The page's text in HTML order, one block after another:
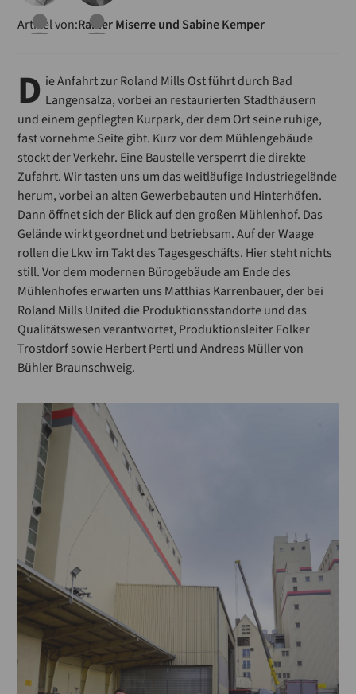
Artikel von:Rainer Miserreund Sabine Kemper
D ie Anfahrt zur Roland Mills Ost führt durch Bad
Langensalza, vorbei an restaurierten Stadthäusern
und einem gepflegten Kurpark, der dem Ort seine ruhige,
fast vornehme Seite gibt. Kurz vor dem Mühlengebäude
stockt der Verkehr. Eine Baustelle versperrt die direkte
Zufahrt. Wir tasten uns um das weitläufige Industriegelände
herum, vorbei an alten Gewerbebauten und Hinterhöfen.
Dann öffnet sich der Blick auf den großen Mühlenhof. Das
Gelände wirkt geordnet und betriebsam. Auf der Waage
rollen die Lkw im Takt des Tagesgeschäfts. Hier steht nichts
still. Vor dem modernen Bürogebäude am Ende des
Mühlenhofes erwarten uns Matthias Karrenbauer, der bei
Roland Mills United die Produktionsstandorte und das
Qualitätswesen verantwortet, Produktionsleiter Folker
Trostdorf sowie Herbert Pertl und Andreas Müller von
Bühler Braunschweig.